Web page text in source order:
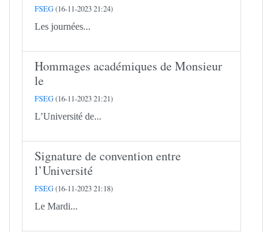
FSEG(16-11-2023 21:24)
Les journées...
Hommages académiques de Monsieur
le
FSEG(16-11-2023 21:21)
L’Université de...
Signature de convention entre
l’Université
FSEG(16-11-2023 21:18)
Le Mardi...